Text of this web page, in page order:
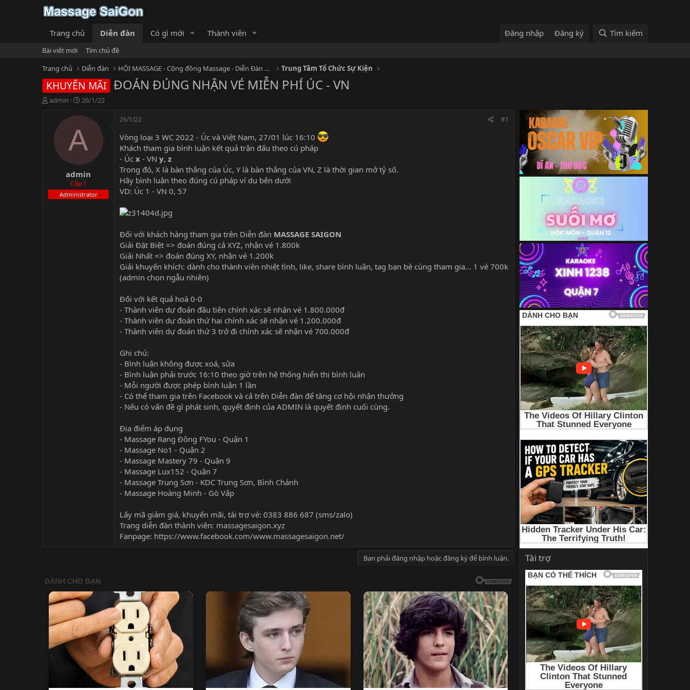
Trang chủ Diễn đàn Có gì mới Thành viên Đăng nhập Đăng ký Tìm kiếm
Bài viết mới
Tìm chủ đề
Trang chủ
Diễn đàn HỘI MASSAGE - Cộng đồng Massage - Diễn Đàn Matxa Trung Tâm Tổ Chức Sự Kiện
KHUYẾN MÃI ĐOÁN ĐÚNG NHẬN VÉ MIỄN PHÍ ÚC - VN
T
t
e
admin
N
à
g
ử
26/1/22
A
admin
Cấp 1
Administrator
26/1/22 #1
Vòng loại 3 WC 2022 - Úc và Việt Nam, 27/01 lúc 16:10
Khách tham gia bình luận kết quả trận đấu theo cú pháp
- Úc x - VN y, z
Trong đó, X là bàn thắng của Úc, Y là bàn thắng của VN, Z là thời gian mở tỷ số.
Hãy bình luận theo đúng cú pháp ví dụ bên dưới
VD: Úc 1 - VN 0, 57
Đối với khách hàng tham gia trên Diễn đàn MASSAGE SAIGON
Giải Đặt Biệt => đoán đúng cả XYZ, nhận vé 1.800k
Giải Nhất => đoán đúng XY, nhận vé 1.200k
Giải khuyến khích: dành cho thành viên nhiệt tình, like, share bình luận, tag bạn bè cùng tham gia... 1 vé 700k
(admin chọn ngẫu nhiên)
Đối với kết quả hoà 0-0
- Thành viên dự đoán đầu tiên chính xác sẽ nhận vé 1.800.000đ
- Thành viên dự đoán thứ hai chính xác sẽ nhận vé 1.200.000đ
- Thành viên dự đoán thứ 3 trở đi chính xác sẽ nhận vé 700.000đ
Ghi chú:
- Bình luận không được xoá, sửa
- Bình luận phải trước 16:10 theo giờ trên hệ thống hiển thị bình luận
- Mỗi người được phép bình luận 1 lần
- Có thể tham gia trên Facebook và cả trên Diễn đàn để tăng cơ hội nhận thưởng
- Nếu có vấn đề gì phát sinh, quyết định của ADMIN là quyết định cuối cùng.
Địa điểm áp dụng
- Massage Rạng Đông FYou - Quận 1
- Massage No1 - Quận 2
- Massage Mastery 79 - Quận 9
- Massage Lux152 - Quận 7
- Massage Trung Sơn - KDC Trung Sơn, Bình Chánh
- Massage Hoàng Minh - Gò Vấp
Lấy mã giảm giá, khuyến mãi, tài trợ vé: 0383 886 687 (sms/zalo)
Trang diễn đàn thành viên: massagesaigon.xyz
Fanpage: https://www.facebook.com/www.massagesaigon.net/
Bạn phải đăng nhập hoặc đăng ký để bình luận. Tài trợ